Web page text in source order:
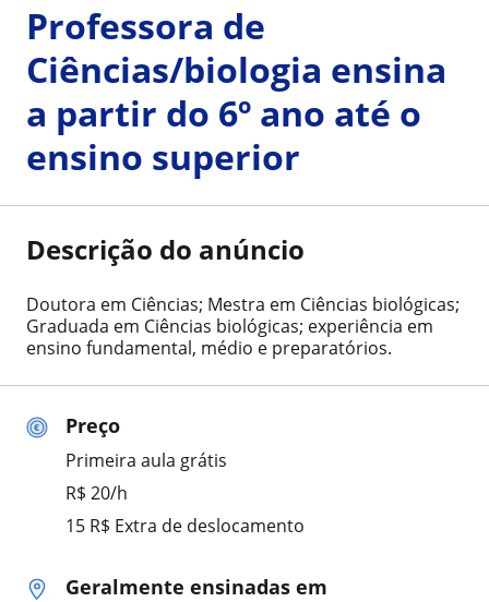
Preço
Primeira aula grátis
R$ 20/h
15 R$ Extra de deslocamento
Geralmente ensinadas em
Professora de
Ciências/biologia ensina
a partir do 6º ano até o
ensino superior
Descrição do anúncio
Doutora em Ciências; Mestra em Ciências biológicas;
Graduada em Ciências biológicas; experiência em
ensino fundamental, médio e preparatórios.